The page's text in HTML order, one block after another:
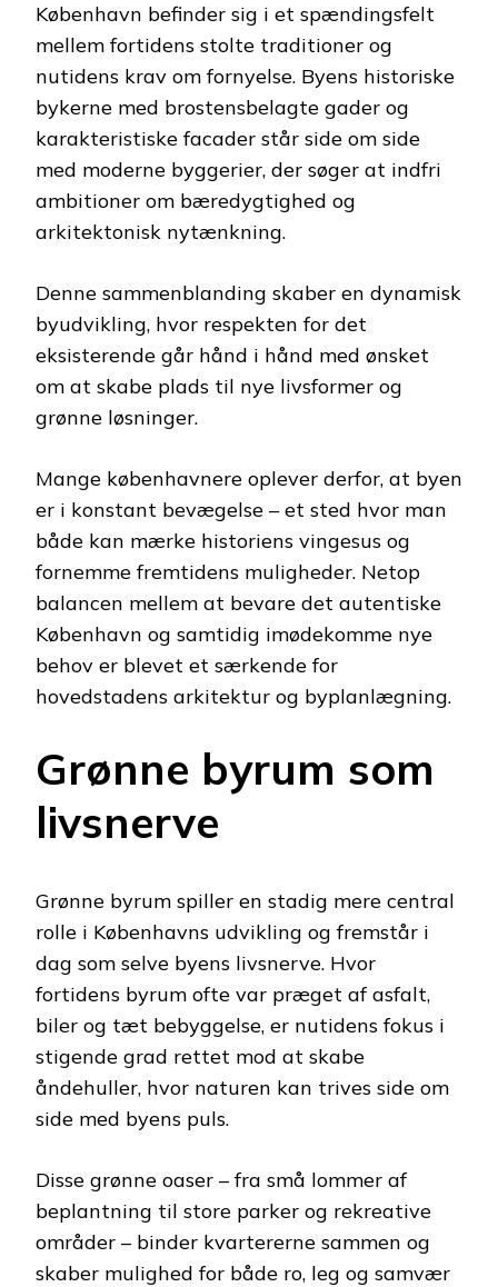
København befinder sig i et spændingsfelt
mellem fortidens stolte traditioner og
nutidens krav om fornyelse. Byens historiske
bykerne med brostensbelagte gader og
karakteristiske facader står side om side
med moderne byggerier, der søger at indfri
ambitioner om bæredygtighed og
arkitektonisk nytænkning.
Denne sammenblanding skaber en dynamisk
byudvikling, hvor respekten for det
eksisterende går hånd i hånd med ønsket
om at skabe plads til nye livsformer og
grønne løsninger.
Mange københavnere oplever derfor, at byen
er i konstant bevægelse – et sted hvor man
både kan mærke historiens vingesus og
fornemme fremtidens muligheder. Netop
balancen mellem at bevare det autentiske
København og samtidig imødekomme nye
behov er blevet et særkende for
hovedstadens arkitektur og byplanlægning.
Grønne byrum som
livsnerve
Grønne byrum spiller en stadig mere central
rolle i Københavns udvikling og fremstår i
dag som selve byens livsnerve. Hvor
fortidens byrum ofte var præget af asfalt,
biler og tæt bebyggelse, er nutidens fokus i
stigende grad rettet mod at skabe
åndehuller, hvor naturen kan trives side om
side med byens puls.
Disse grønne oaser – fra små lommer af
beplantning til store parker og rekreative
områder – binder kvartererne sammen og
skaber mulighed for både ro, leg og samvær